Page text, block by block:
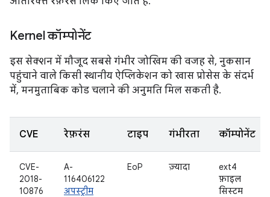
Kernel कॉम्पोनेंट
इस सेक्शन में मौजूद सबसे गंभीर जोखिम की वजह से, नुकसान
पहुंचाने वाले किसी स्थानीय ऐप्लिकेशन को खास प्रोसेस के संदर्भ
में, मनमुताबिक कोड चलाने की अनुमति मिल सकती है.
CVE रेफ़रंस टाइप गंभीरता कॉम्पोनेंट
CVE-
2018-
10876
A-
116406122
अपस्ट्रीम
EoP ज़्यादा
ext4
फ़ाइल
सिस्टम